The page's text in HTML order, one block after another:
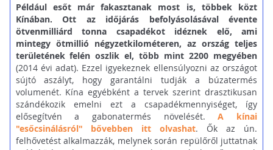
Például esőt már fakasztanak most is, többek közt
Kínában. Ott az időjárás befolyásolásával évente
ötvenmilliárd tonna csapadékot idéznek elő, ami
mintegy ötmillió négyzetkilométeren, az ország teljes
területének felén oszlik el, több mint 2200 megyében
(2014 évi adat). Ezzel igyekeznek ellensúlyozni az országot
sújtó aszályt, hogy garantálni tudják a búzatermés
volumenét. Kína egyébként a tervek szerint drasztikusan
szándékozik emelni ezt a csapadékmennyiséget, így
elősegítvén a gabonatermés növelését.A kínai
"esőcsinálásról" bővebben itt olvashat. Ők az ún.
felhővetést alkalmazzák, melynek során repülőről juttatnak